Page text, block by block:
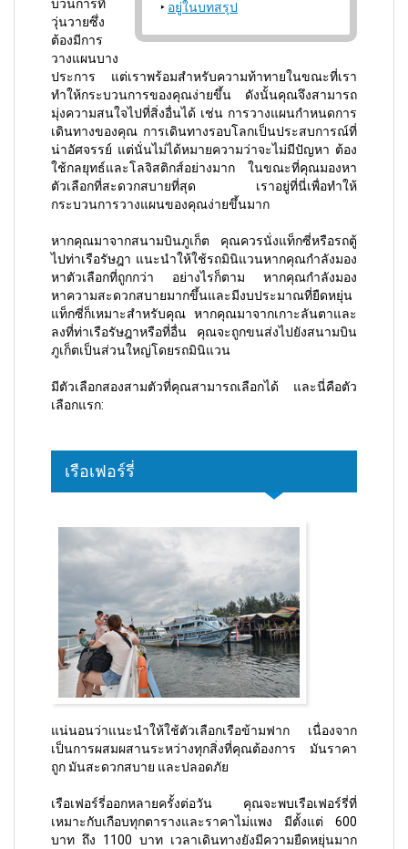
อยู่ในบทสรุป
บวนการที่
วุ่นวายซึ่ง
ต้องมีการ
วางแผนบาง
ประการ แต่เราพร้อมสำหรับความท้าทายในขณะที่เรา
ทำให้กระบวนการของคุณง่ายขึ้น ดังนั้นคุณจึงสามารถ
มุ่งความสนใจไปที่สิ่งอื่นได้ เช่น การวางแผนกำหนดการ
เดินทางของคุณ การเดินทางรอบโลกเป็นประสบการณ์ที่
น่าอัศจรรย์ แต่นั่นไม่ได้หมายความว่าจะไม่มีปัญหา ต้อง
ใช้กลยุทธ์และโลจิสติกส์อย่างมาก ในขณะที่คุณมองหา
ตัวเลือกที่สะดวกสบายที่สุด เราอยู่ที่นี่เพื่อทำให้
กระบวนการวางแผนของคุณง่ายขึ้นมาก
หากคุณมาจากสนามบินภูเก็ต คุณควรนั่งแท็กซี่หรือรถตู้
ไปท่าเรือรัษฎา แนะนำให้ใช้รถมินิแวนหากคุณกำลังมอง
หาตัวเลือกที่ถูกกว่า อย่างไรก็ตาม หากคุณกำลังมอง
หาความสะดวกสบายมากขึ้นและมีงบประมาณที่ยืดหยุ่น
แท็กซี่ก็เหมาะสำหรับคุณ หากคุณมาจากเกาะลันตาและ
ลงที่ท่าเรือรัษฎาหรือที่อื่น คุณจะถูกขนส่งไปยังสนามบิน
ภูเก็ตเป็นส่วนใหญ่โดยรถมินิแวน
มีตัวเลือกสองสามตัวที่คุณสามารถเลือกได้ และนี่คือตัว
เลือกแรก:
เรือเฟอร์รี่
แน่นอนว่าแนะนำให้ใช้ตัวเลือกเรือข้ามฟาก เนื่องจาก
เป็นการผสมผสานระหว่างทุกสิ่งที่คุณต้องการ มันราคา
ถูก มันสะดวกสบาย และปลอดภัย
เรือเฟอร์รี่ออกหลายครั้งต่อวัน คุณจะพบเรือเฟอร์รี่ที่
เหมาะกับเกือบทุกตารางและราคาไม่แพง มีตั้งแต่ 600
บาท ถึง 1100 บาท เวลาเดินทางยังมีความยืดหยุ่นมาก